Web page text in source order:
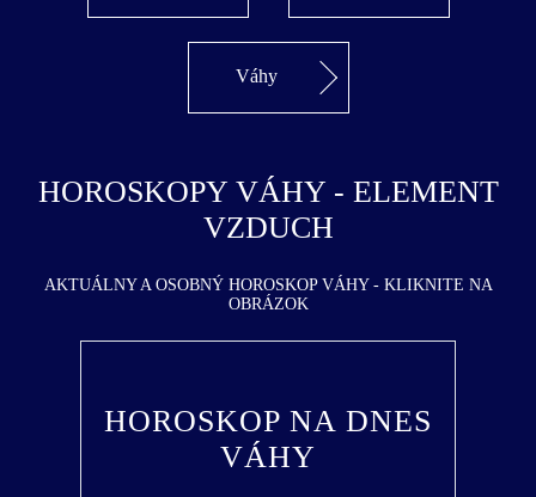
Váhy
HOROSKOPY VÁHY - ELEMENT
VZDUCH
AKTUÁLNY A OSOBNÝ HOROSKOP VÁHY - KLIKNITE NA
OBRÁZOK
HOROSKOP NA DNES
VÁHY